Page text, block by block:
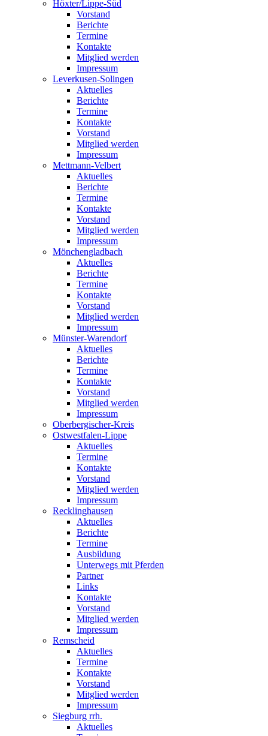
Höxter/Lippe-Süd
Vorstand
Berichte
Termine
Kontakte
Mitglied werden
Impressum
Leverkusen-Solingen
Aktuelles
Berichte
Termine
Kontakte
Vorstand
Mitglied werden
Impressum
Mettmann-Velbert
Aktuelles
Berichte
Termine
Kontakte
Vorstand
Mitglied werden
Impressum
Mönchengladbach
Aktuelles
Berichte
Termine
Kontakte
Vorstand
Mitglied werden
Impressum
Münster-Warendorf
Aktuelles
Berichte
Termine
Kontakte
Vorstand
Mitglied werden
Impressum
Oberbergischer-Kreis
Ostwestfalen-Lippe
Aktuelles
Termine
Kontakte
Vorstand
Mitglied werden
Impressum
Recklinghausen
Aktuelles
Berichte
Termine
Ausbildung
Unterwegs mit Pferden
Partner
Links
Kontakte
Vorstand
Mitglied werden
Impressum
Remscheid
Aktuelles
Termine
Kontakte
Vorstand
Mitglied werden
Impressum
Siegburg rrh.
Aktuelles